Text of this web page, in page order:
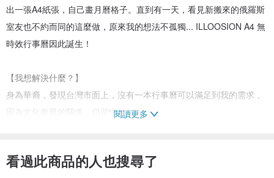
出一張A4紙張，自己畫月曆格子。直到有一天，看見新搬來的俄羅斯
室友也不約而同的這麼做，原來我的想法不孤獨... ILLOOSION A4 無
時效行事曆因此誕生！
【我想解決什麼？】
身為華裔，發現台灣市面上，沒有一本行事曆可以滿足到我的需求，
因為文化差異的關係，仍習慣...
正常紙張的規格呢？
閱讀更多
看過此商品的人也搜尋了